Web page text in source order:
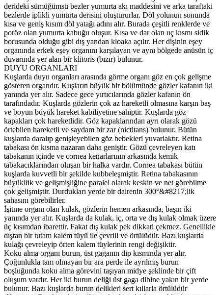
derideki sümüğümsü bezler yumurta akı maddesini ve arka taraftaki
bezlerde iplikli yumurta derisini oluştururlar. Döl yolunun sonunda
kısa ve geniş kısım döl yatağı adını alır. Burada çeşitli renklerde ve
poröz olan yumurta kabuğu oluşur. Kısa ve dar olan uç kısmı sidik
borusunda olduğu gibi dış yandan kloaka açılır. Her dişinin eşey
organında erkek eşey organını karşılayan ve aynı bölgede anüsün iç
duvarında yer alan bir klitoris (bızır) bulunur.
DUYU ORGANLARI
Kuşlarda duyu organları arasında görme organı göz en çok gelişme
gösteren organdır. Kuşların büyük bir bölümünde gözler kafanın iki
yanında yer alır. Sadece gece yırtıcılarında gözler kafanın ön
tarafındadır. Kuşlarda gözlerin çok az hareketli olmasına karşın baş
ve boyun büyük hareket kabiliyetine sahiptir. Kuşlarda göz
kapakları çok hareketlidir. Göz kapaklarından ayrı olarak gözü
örtebilen hareketli ve saydam bir zar (nictitans) bulunur. Bütün
kuşlarda daralıp genişleyebilen göz bebekleri yuvarlaktır. Retina
tabakası ön kısma nazaran daha geniştir. Gözü çevreleyen katı
tabakanın içinde ve cornea kenarlarının arkasında kemik
tabakacıklarından oluşan bir halka vardır. Cornea tabakası bütün
kuşlarda kuvvetli bir şekilde kubbeleşmiştir. Retina tabakasının
büyüklük ve gelişmişliğine paralel olarak keskin ve net görebilme
çok gelişmiştir. Durdukları yerde bir dairenin 300°&#8217;lik
sahasını görebilirler.
İşitme organı olan kulak, gözlerin hemen arkasında, başın iki
yanında yer alır. Kuşlarda da kulak, iç, orta ve dış kulak olmak üzere
üç kısımdan ibarettir. Fakat dış kulak pek dikkati çekmez. Genellikle
dıştan bir tutam kalem tüyü ile çevrili ve örtülüdür. Bazı kuşlarda
kulağı çevreleyip örten kalem tüylerinin rengi değişiktir.
Koku alma organı burun, üst gaganın dip kısmında yer alır.
Çoğunlukla tam olmayan bir ara perde ile ayrılmış burun
boşluğunda koku alma görevini taşıyan midye şeklinde bir çift
oluşum vardır. Her iki burun deliği üst gaga dibine yakın bir yerde
bulunur. Bazı kuşlarda burun delikleri sert kıllarla örtülüdür